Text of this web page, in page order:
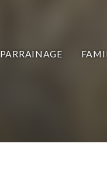
PARRAINAGE